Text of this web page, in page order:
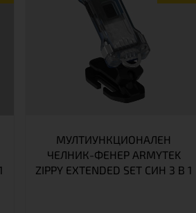
МУЛТИУНКЦИОНАЛЕН
ЧЕЛНИК-ФЕНЕР ARMYTEK
ZIPPY EXTENDED SET СИН 3 В 1